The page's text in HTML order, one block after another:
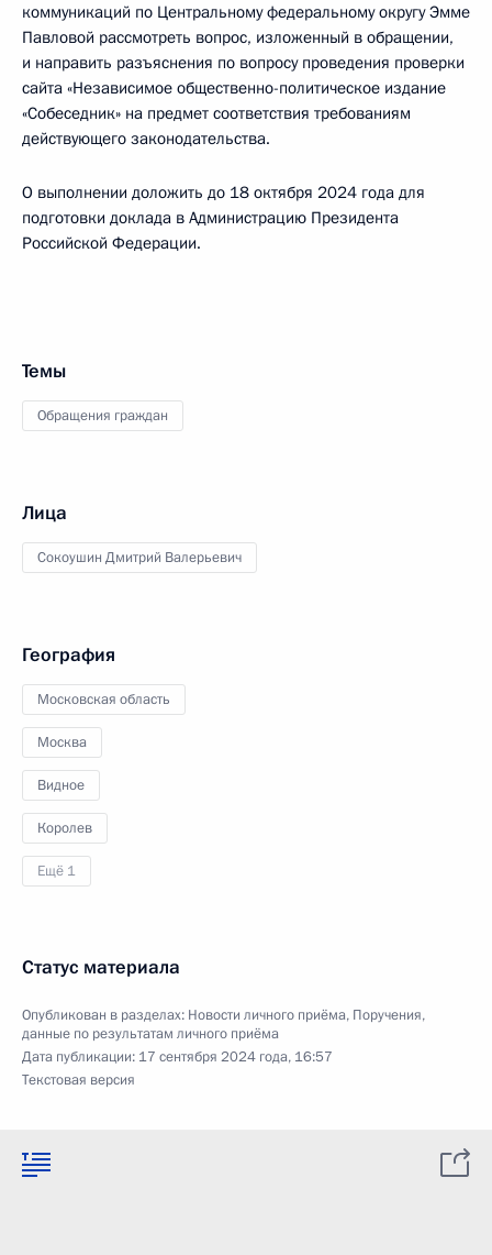
коммуникаций по Центральному федеральному округу Эмме
Павловой рассмотреть вопрос, изложенный в обращении,
и направить разъяснения по вопросу проведения проверки
сайта «Независимое общественно-политическое издание
«Собеседник» на предмет соответствия требованиям
действующего законодательства.
О выполнении доложить до 18 октября 2024 года для
подготовки доклада в Администрацию Президента
Российской Федерации.
Темы
Обращения граждан
Лица
Сокоушин Дмитрий Валерьевич
География
Московская область
Москва
Видное
Королев
Ещё 1
Статус материала
Опубликован в разделах: Новости личного приёма, Поручения,
данные по результатам личного приёма
Дата публикации: 17 сентября 2024 года, 16:57
Текстовая версия